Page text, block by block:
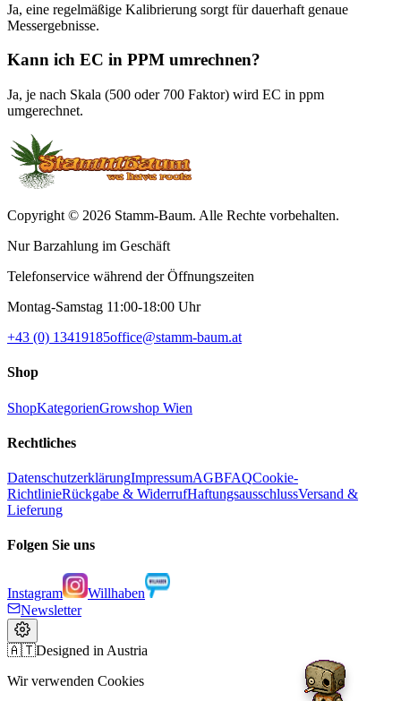
Ja, eine regelmäßige Kalibrierung sorgt für dauerhaft genaue
Messergebnisse.
Kann ich EC in PPM umrechnen?
Ja, je nach Skala (500 oder 700 Faktor) wird EC in ppm
umgerechnet.
Copyright © 2026 Stamm-Baum. Alle Rechte vorbehalten.
Nur Barzahlung im Geschäft
Telefonservice während der Öffnungszeiten
Montag-Samstag 11:00-18:00 Uhr
+43 (0) 13419185office@stamm-baum.at
Shop
ShopKategorienGrowshop Wien
Rechtliches
DatenschutzerklärungImpressumAGBFAQCookie-
RichtlinieRückgabe & WiderrufHaftungsausschlussVersand &
Lieferung
Folgen Sie uns
Instagram
Willhaben
Newsletter
🇦🇹Designed in Austria
Wir verwenden Cookies